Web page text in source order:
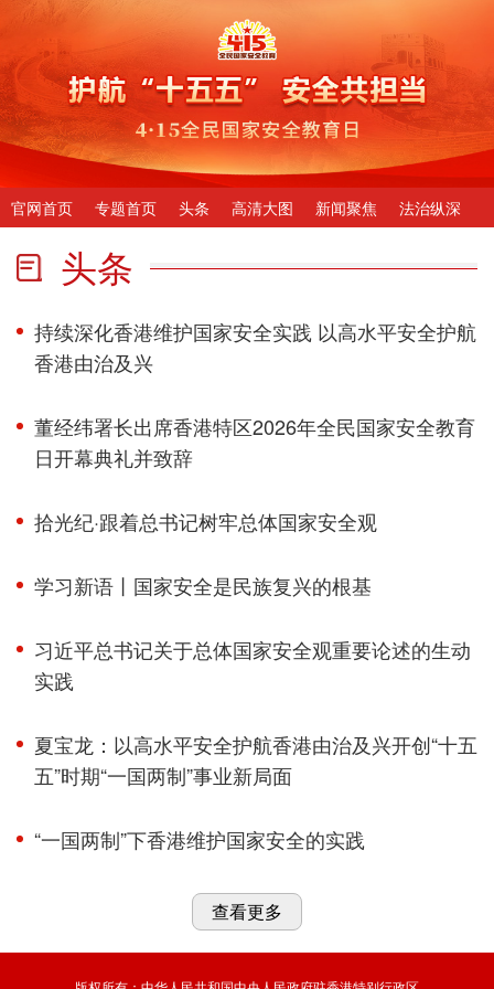
官网首页 专题首页 头条 高清大图 新闻聚焦 法治纵深
头条
持续深化香港维护国家安全实践 以高水平安全护航
香港由治及兴
董经纬署长出席香港特区2026年全民国家安全教育
日开幕典礼并致辞
拾光纪·跟着总书记树牢总体国家安全观
学习新语丨国家安全是民族复兴的根基
习近平总书记关于总体国家安全观重要论述的生动
实践
夏宝龙：以高水平安全护航香港由治及兴开创“十五
五”时期“一国两制”事业新局面
“一国两制”下香港维护国家安全的实践
查看更多